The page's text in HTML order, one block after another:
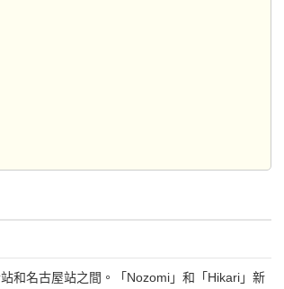
和名古屋站之間。「Nozomi」和「Hikari」新